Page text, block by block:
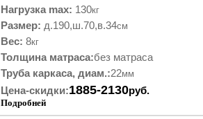
Нагрузка max: 130кг
Размер: д.190,ш.70,в.34см
Вес: 8кг
Толщина матраса:без матраса
Труба каркаса, диам.:22мм
Цена-скидки:1885-2130руб.
Подробней